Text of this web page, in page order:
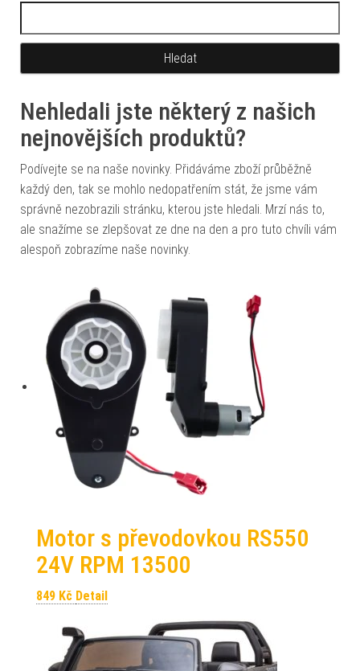
Nehledali jste některý z našich
nejnovějších produktů?
Podívejte se na naše novinky. Přidáváme zboží průběžně
každý den, tak se mohlo nedopatřením stát, že jsme vám
správně nezobrazili stránku, kterou jste hledali. Mrzí nás to,
ale snažíme se zlepšovat ze dne na den a pro tuto chvíli vám
alespoň zobrazíme naše novinky.
Motor s převodovkou RS550
24V RPM 13500
849 Kč Detail